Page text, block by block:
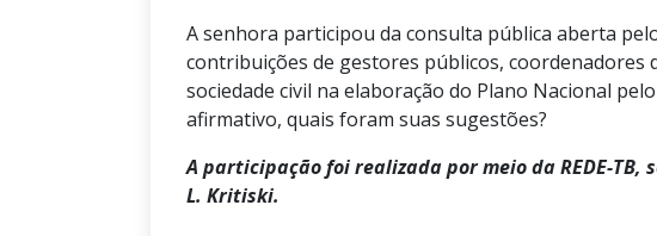
A senhora participou da consulta pública aberta
contribuições de gestores públicos, coordenadores
sociedade civil na elaboração do Plano Nacional
afirmativo, quais foram suas sugestões?
A participação foi realizada por meio da REDE-TB,
L. Kritiski.